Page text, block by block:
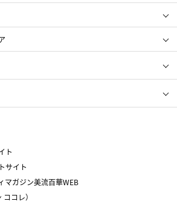
お歳暮
ジルスチュアート
SK-Ⅱ
新宿高野
ママ＆キッズ
五月人形
ホワイトデー
ト
サイト
マガジン美流百華WEB
コレ）